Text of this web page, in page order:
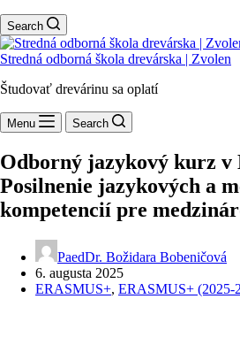
Search
Stredná odborná škola drevárska | Zvolen
Študovať drevárinu sa oplatí
Menu Search
Odborný jazykový kurz v
Posilnenie jazykových a
kompetencií pre
PaedDr. Božidara Bobeničová
6. augusta 2025
ERASMUS+, ERASMUS+ (2025-